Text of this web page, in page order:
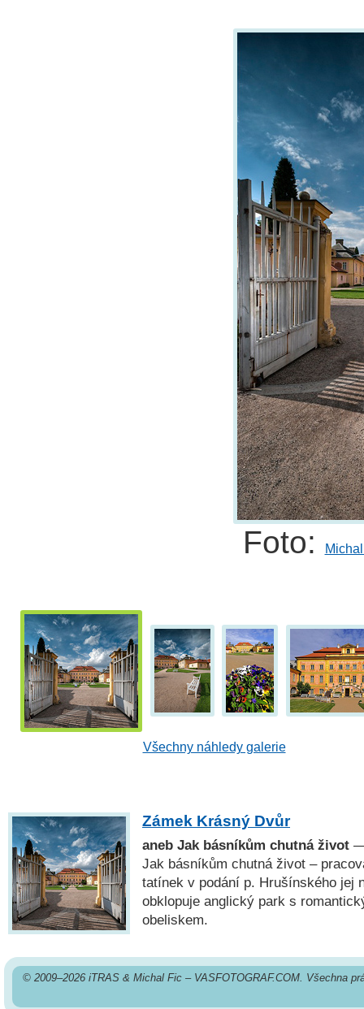
Foto:
Všechny náhledy galerie
Zámek Krásný Dvůr
aneb Jak básníkům chutná život —
Jak básníkům chutná život –
tatínek v podání p. Hrušínského jej
obklopuje anglický park s
obeliskem.
© 2009–2026 iTRAS & Michal Fic – VASFOTOGRAF.COM. Všechna